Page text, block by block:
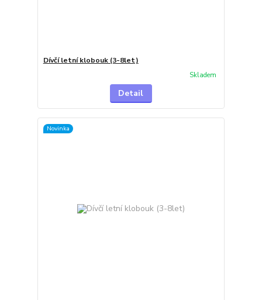
Dívčí letní klobouk (3-8let)
Skladem
Detail
Novinka